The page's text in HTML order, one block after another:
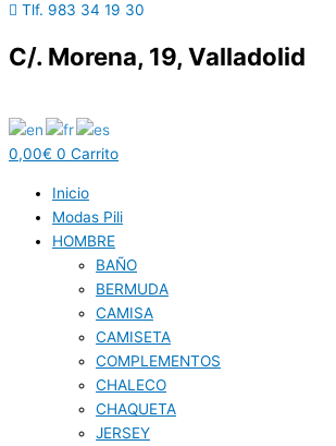
Tlf. 983 34 19 30
C/. Morena, 19, Valladolid
0,00€ 0 Carrito
Inicio
Modas Pili
HOMBRE
BAÑO
BERMUDA
CAMISA
CAMISETA
COMPLEMENTOS
CHALECO
CHAQUETA
JERSEY